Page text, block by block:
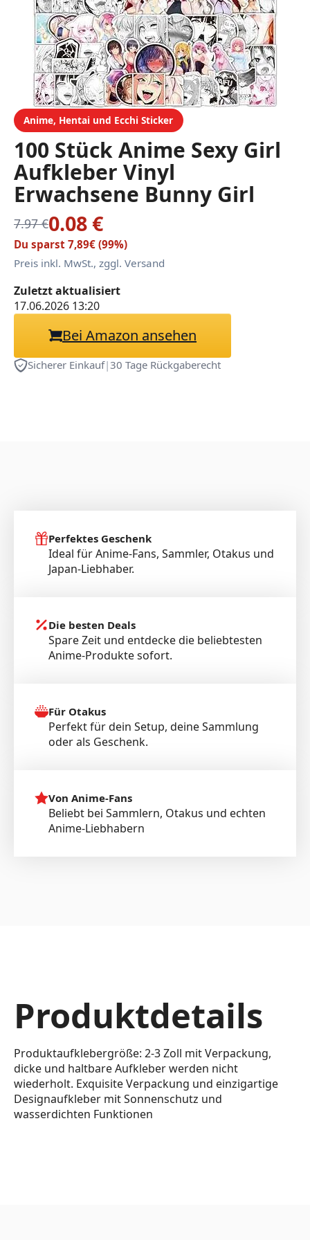
Anime, Hentai und Ecchi Sticker
100 Stück Anime Sexy Girl
Aufkleber Vinyl
Erwachsene Bunny Girl
Stickers,Laptop
Wasserflasche Fahrrad
Skateboard Motorrad
Gitarre Computer
Wasserdicht Ästhetisch
Aufkleber für Jugendliche
Kinder
7.97 €0.08 €
Du sparst 7,89€ (99%)
Preis inkl. MwSt., zggl. Versand
Zuletzt aktualisiert
17.06.2026 13:20
Bei Amazon ansehen
Sicherer Einkauf|30 Tage Rückgaberecht
Perfektes Geschenk
Ideal für Anime-Fans, Sammler, Otakus und
Japan-Liebhaber.
Die besten Deals
Spare Zeit und entdecke die beliebtesten
Anime-Produkte sofort.
Für Otakus
Perfekt für dein Setup, deine Sammlung
oder als Geschenk.
Von Anime-Fans
Beliebt bei Sammlern, Otakus und echten
Anime-Liebhabern
Produktdetails
Produktaufklebergröße: 2-3 Zoll mit Verpackung,
dicke und haltbare Aufkleber werden nicht
wiederholt. Exquisite Verpackung und einzigartige
Designaufkleber mit Sonnenschutz und
wasserdichten Funktionen